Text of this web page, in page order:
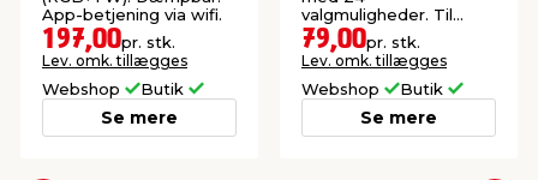
App-betjening via wifi.
197,00pr. stk.
Lev. omk. tillægges
Webshop Butik
Se mere
valgmuligheder. Til
indendørs brug.
79,00pr. stk.
Lev. omk. tillægges
Webshop Butik
Se mere